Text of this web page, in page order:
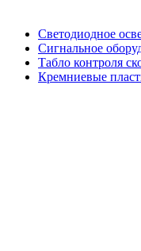
Светодиодное
Сигнальное
Табло контроля
Кремниевые